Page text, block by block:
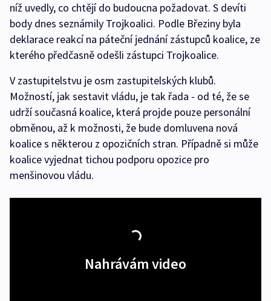
níž uvedly, co chtějí do budoucna požadovat. S devíti
body dnes seznámily Trojkoalici. Podle Březiny byla
deklarace reakcí na páteční jednání zástupců koalice, ze
kterého předčasně odešli zástupci Trojkoalice.
V zastupitelstvu je osm zastupitelských klubů.
Možností, jak sestavit vládu, je tak řada - od té, že se
udrží současná koalice, která projde pouze personální
obměnou, až k možnosti, že bude domluvena nová
koalice s některou z opozičních stran. Případně si může
koalice vyjednat tichou podporu opozice pro
menšinovou vládu.
Nahrávám video